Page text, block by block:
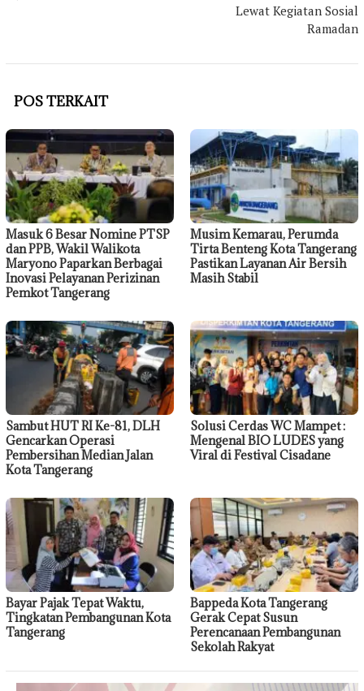
Lewat Kegiatan Sosial
Ramadan
POS TERKAIT
Masuk 6 Besar Nomine PTSP
dan PPB, Wakil Walikota
Maryono Paparkan Berbagai
Inovasi Pelayanan Perizinan
Pemkot Tangerang
Musim Kemarau, Perumda
Tirta Benteng Kota Tangerang
Pastikan Layanan Air Bersih
Masih Stabil
Sambut HUT RI Ke-81, DLH
Gencarkan Operasi
Pembersihan Median Jalan
Kota Tangerang
Solusi Cerdas WC Mampet :
Mengenal BIO LUDES yang
Viral di Festival Cisadane
Bayar Pajak Tepat Waktu,
Tingkatan Pembangunan Kota
Tangerang
Bappeda Kota Tangerang
Gerak Cepat Susun
Perencanaan Pembangunan
Sekolah Rakyat